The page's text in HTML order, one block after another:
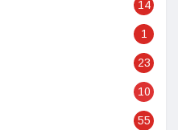
14
1
23
10
55